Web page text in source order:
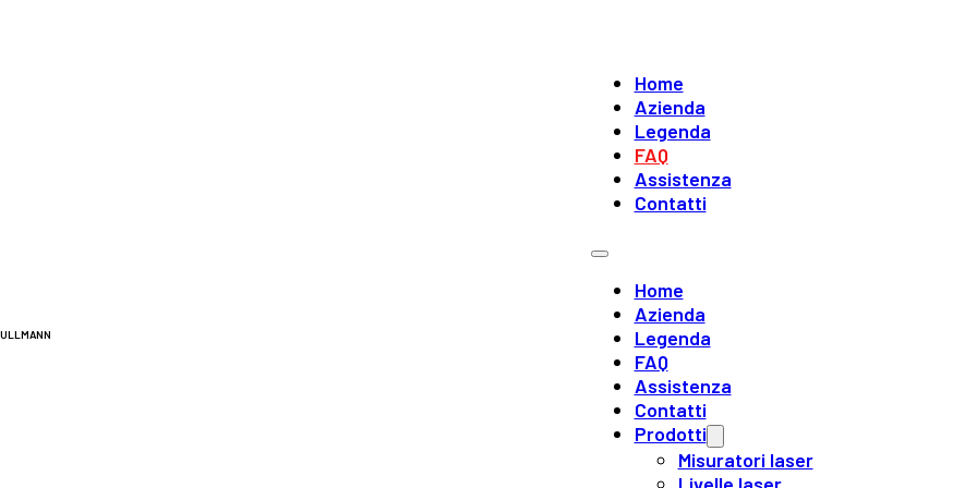
Home
Azienda
Legenda
FAQ
Assistenza
Contatti
Home
Azienda
Legenda
FAQ
Assistenza
Contatti
Prodotti
Misuratori laser